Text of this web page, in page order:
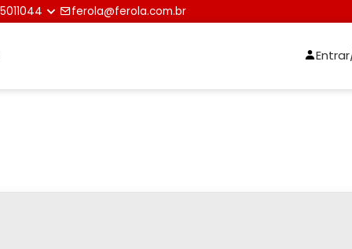
ferola@ferola.com.br